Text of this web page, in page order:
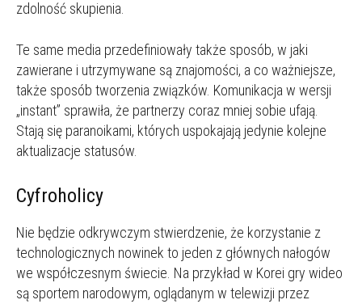
zdolność skupienia.
Te same media przedefiniowały także sposób, w jaki
zawierane i utrzymywane są znajomości, a co ważniejsze,
także sposób tworzenia związków. Komunikacja w wersji
„instant” sprawiła, że partnerzy coraz mniej sobie ufają.
Stają się paranoikami, których uspokajają jedynie kolejne
aktualizacje statusów.
Cyfroholicy
Nie będzie odkrywczym stwierdzenie, że korzystanie z
technologicznych nowinek to jeden z głównych nałogów
we współczesnym świecie. Na przykład w Korei gry wideo
są sportem narodowym, oglądanym w telewizji przez